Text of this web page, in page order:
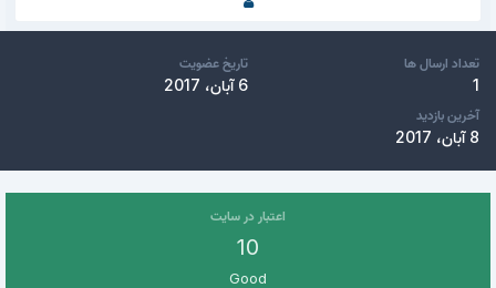
تعداد ارسال ها تاریخ عضویت
6 آبان، 2017
آخرین بازدید
8 آبان، 2017
اعتبار در سایت
10
Good